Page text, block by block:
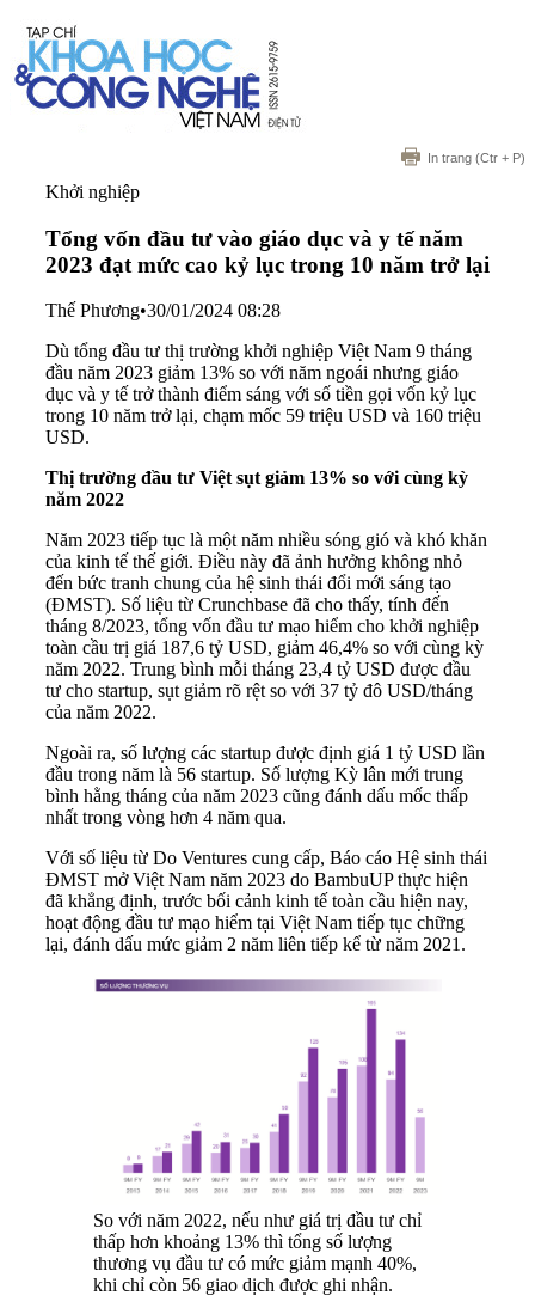
In trang (Ctr + P)
Khởi nghiệp
Tổng vốn đầu tư vào giáo dục và y tế năm
2023 đạt mức cao kỷ lục trong 10 năm trở lại
Thế Phương•30/01/2024 08:28
Dù tổng đầu tư thị trường khởi nghiệp Việt Nam 9 tháng
đầu năm 2023 giảm 13% so với năm ngoái nhưng giáo
dục và y tế trở thành điểm sáng với số tiền gọi vốn kỷ lục
trong 10 năm trở lại, chạm mốc 59 triệu USD và 160 triệu
USD.
Thị trường đầu tư Việt sụt giảm 13% so với cùng kỳ
năm 2022
Năm 2023 tiếp tục là một năm nhiều sóng gió và khó khăn
của kinh tế thế giới. Điều này đã ảnh hưởng không nhỏ
đến bức tranh chung của hệ sinh thái đổi mới sáng tạo
(ĐMST). Số liệu từ Crunchbase đã cho thấy, tính đến
tháng 8/2023, tổng vốn đầu tư mạo hiểm cho khởi nghiệp
toàn cầu trị giá 187,6 tỷ USD, giảm 46,4% so với cùng kỳ
năm 2022. Trung bình mỗi tháng 23,4 tỷ USD được đầu
tư cho startup, sụt giảm rõ rệt so với 37 tỷ đô USD/tháng
của năm 2022.
Ngoài ra, số lượng các startup được định giá 1 tỷ USD lần
đầu trong năm là 56 startup. Số lượng Kỳ lân mới trung
bình hằng tháng của năm 2023 cũng đánh dấu mốc thấp
nhất trong vòng hơn 4 năm qua.
Với số liệu từ Do Ventures cung cấp, Báo cáo Hệ sinh thái
ĐMST mở Việt Nam năm 2023 do BambuUP thực hiện
đã khẳng định, trước bối cảnh kinh tế toàn cầu hiện nay,
hoạt động đầu tư mạo hiểm tại Việt Nam tiếp tục chững
lại, đánh dấu mức giảm 2 năm liên tiếp kể từ năm 2021.
So với năm 2022, nếu như giá trị đầu tư chỉ
thấp hơn khoảng 13% thì tổng số lượng
thương vụ đầu tư có mức giảm mạnh 40%,
khi chỉ còn 56 giao dịch được ghi nhận.